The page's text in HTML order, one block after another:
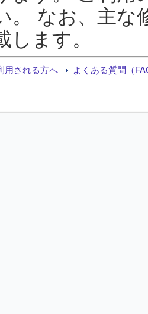
。 なお、主な
します。
用される方へ よくある質問（